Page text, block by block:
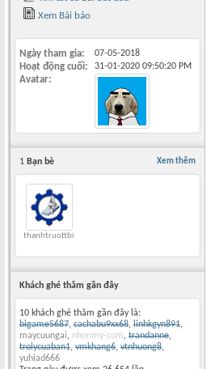
Xem Bài báo
Ngày tham gia 07-05-2018
Hoạt động cuối 31-01-2020 09:50:20 PM
Avatar
Xem thêm
1 Bạn bè
thanhtruottbi
Khách ghé thăm gần đây
10 khách ghé thăm gần đây là:
bigame5687, cachabu9xx68, linhkgyn891,
maycuungai, nhonmy-com, trandanne,
trolycuaban1, vmkhang6, vtnhuong8,
yuhiad666